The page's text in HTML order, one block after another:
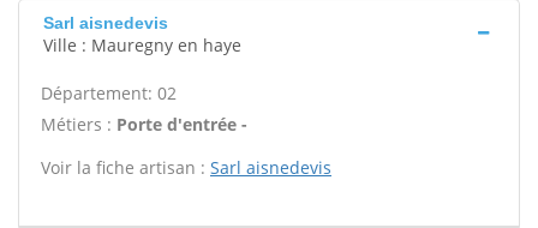
Sarl aisnedevis
Ville : Mauregny en haye
Département: 02
Métiers : Porte d'entrée -
Voir la fiche artisan : Sarl aisnedevis